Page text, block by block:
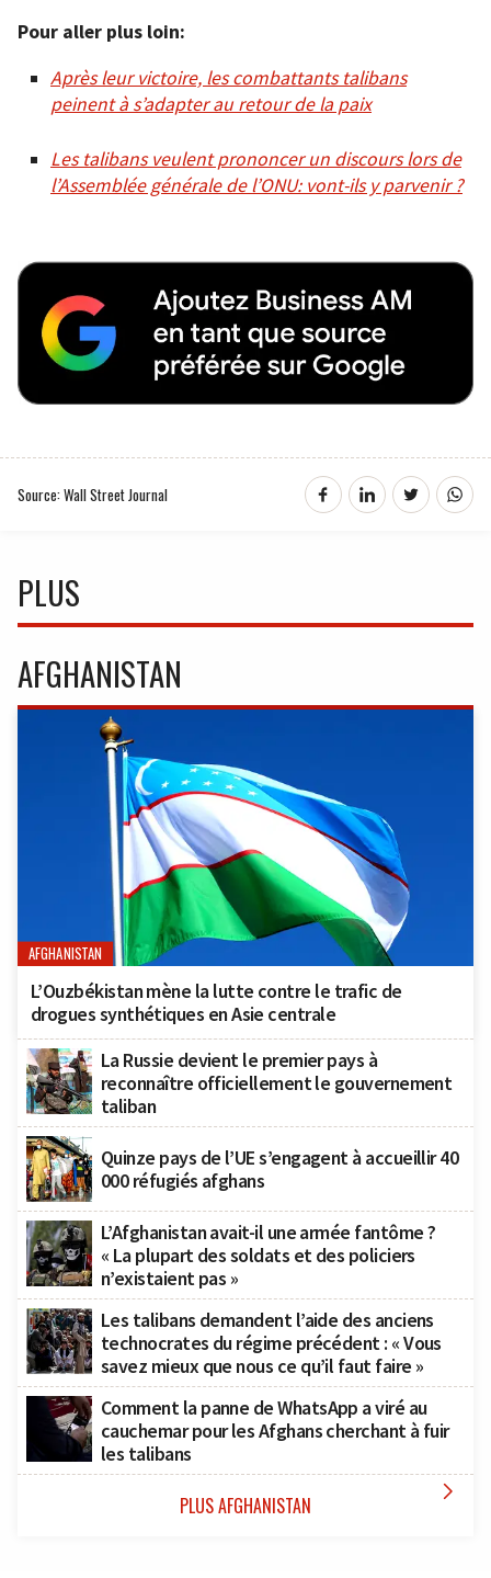
Pour aller plus loin:
Après leur victoire, les combattants talibans
peinent à s’adapter au retour de la paix
Les talibans veulent prononcer un discours lors de
l’Assemblée générale de l’ONU: vont-ils y parvenir ?
Source: Wall Street Journal
PLUS
AFGHANISTAN
AFGHANISTAN
L’Ouzbékistan mène la lutte contre le trafic de
drogues synthétiques en Asie centrale
La Russie devient le premier pays à
reconnaître officiellement le gouvernement
taliban
Quinze pays de l’UE s’engagent à accueillir 40
000 réfugiés afghans
L’Afghanistan avait-il une armée fantôme ?
« La plupart des soldats et des policiers
n’existaient pas »
Les talibans demandent l’aide des anciens
technocrates du régime précédent : « Vous
savez mieux que nous ce qu’il faut faire »
Comment la panne de WhatsApp a viré au
cauchemar pour les Afghans cherchant à fuir
les talibans
PLUS AFGHANISTAN 